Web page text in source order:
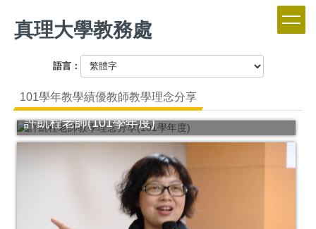
到
主真理大學教務處
語言：
101學年教學績優教師教學理念分享
許凱程老師(101學年度)